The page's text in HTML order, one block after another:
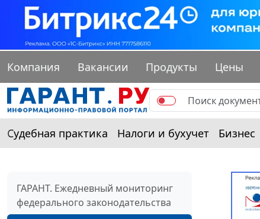
Компания Вакансии Продукты Цены
Судебная практика Налоги и бухучет Бизнес
ГАРАНТ. Ежедневный мониторинг
федерального законодательства